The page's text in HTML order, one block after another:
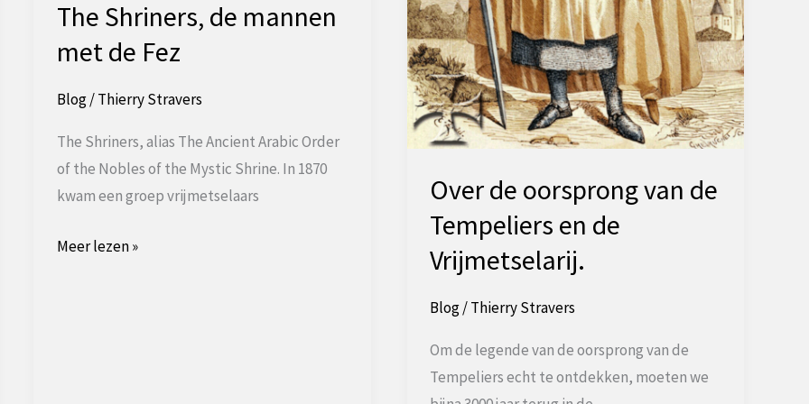
The Shriners, de mannen
met de Fez
Blog/Thierry Stravers
The Shriners, alias The Ancient Arabic Order
of the Nobles of the Mystic Shrine. In 1870
kwam een ​​groep vrijmetselaars
The
Meer lezen »
Over de oorsprong van de
Tempeliers en de
Vrijmetselarij.
Blog/Thierry Stravers
Om de legende van de oorsprong van de
Tempeliers echt te ontdekken, moeten we